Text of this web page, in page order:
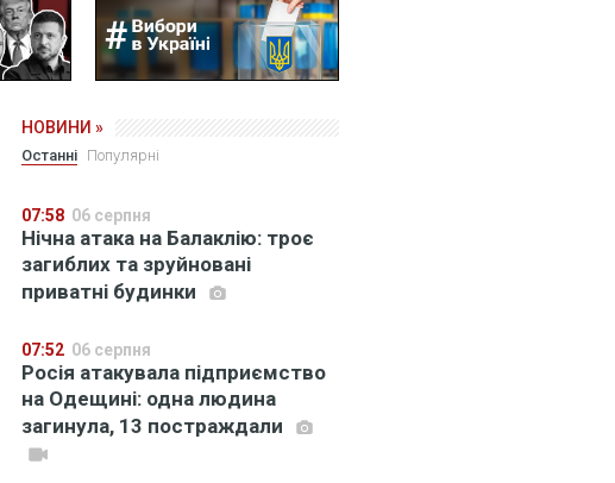
НОВИНИ »
Останні Популярні
07:58 06 серпня
Нічна атака на Балаклію: троє
загиблих та зруйновані
приватні будинки
07:52 06 серпня
Росія атакувала підприємство
на Одещині: одна людина
загинула, 13 постраждали